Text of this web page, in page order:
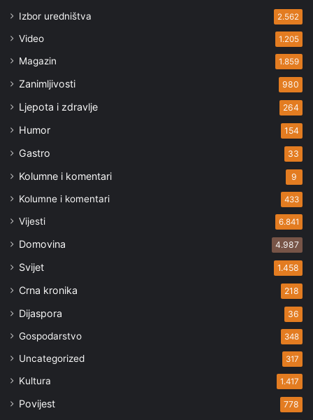
Izbor uredništva 2.562
Video 1.205
Magazin 1.859
Zanimljivosti 980
Ljepota i zdravlje 264
Humor 154
Gastro 33
Kolumne i komentari 9
Kolumne i komentari 433
Vijesti 6.841
Domovina 4.987
Svijet 1.458
Crna kronika 218
Dijaspora 36
Gospodarstvo 348
Uncategorized 317
Kultura 1.417
Povijest 778